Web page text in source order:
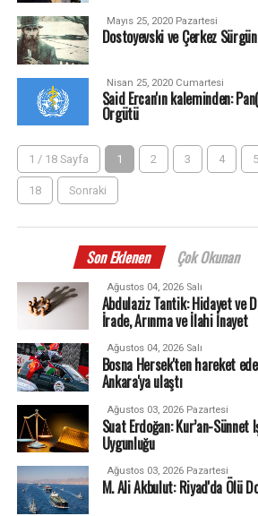
Mayıs 25, 2020 Pazartesi
Dostoyevski ve Çerkez
Nisan 25, 2020 Cumartesi
Said Ercan'ın kaleminden:
Örgütü
1 / 18 Sayfa 1 2 3 4 5
18 Sonraki
Son Eklenen Çok Okunan
Ağustos 04, 2026 Salı
Abdulaziz Tantik: Hidayet ve
İrade, Arınma ve İlahi İnayet
Ağustos 04, 2026 Salı
Bosna Hersek'ten hareket
Ankara'ya ulaştı
Ağustos 03, 2026 Pazartesi
Suat Erdoğan: Kur’an-Sünnet
Uygunluğu
Ağustos 03, 2026 Pazartesi
M. Ali Akbulut: Riyad'da Ölü